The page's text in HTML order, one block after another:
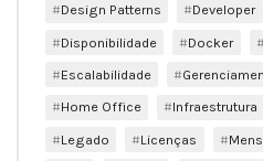
Design Patterns
Developer
Disponibilidade
Docker
Escalabilidade
Home Office
Infraestrutura
Legado
Licenças